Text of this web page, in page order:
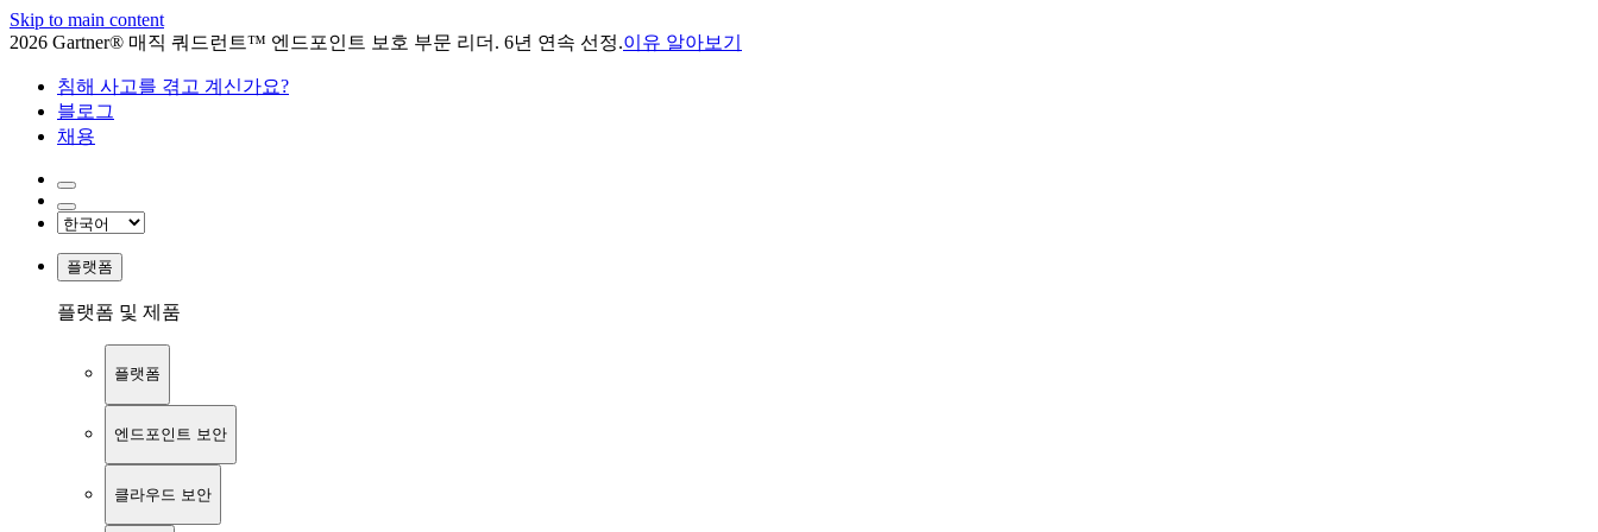
Skip to main content
2026 Gartner® 매직 쿼드런트™ 엔드포인트 보호 부문 리더. 6년 연속 선정.이유 알아보기
침해 사고를 겪고 계신가요?
블로그
채용
플랫폼
플랫폼 및 제품
플랫폼
엔드포인트 보안
클라우드 보안